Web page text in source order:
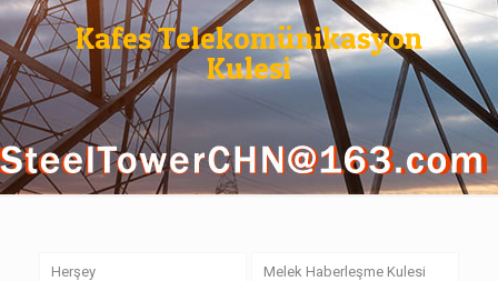
Kafes Telekomünikasyon
Kulesi
Herşey Melek Haberleşme Kulesi